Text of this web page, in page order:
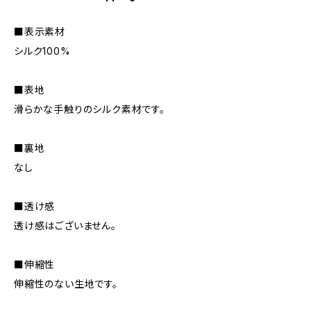
■表示素材
シルク100%
■表地
滑らかな手触りのシルク素材です。
■裏地
なし
■透け感
透け感はございません。
■伸縮性
伸縮性のない生地です。